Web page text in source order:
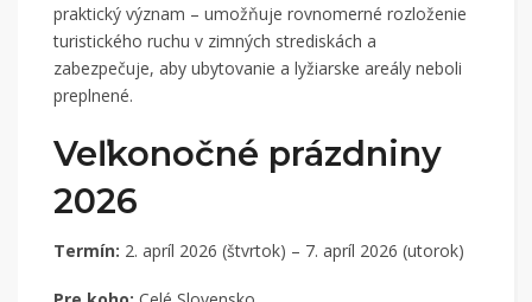
praktický význam – umožňuje rovnomerné rozloženie
turistického ruchu v zimných strediskách a
zabezpečuje, aby ubytovanie a lyžiarske areály neboli
preplnené.
Veľkonočné prázdniny
2026
Termín: 2. apríl 2026 (štvrtok) – 7. apríl 2026 (utorok)